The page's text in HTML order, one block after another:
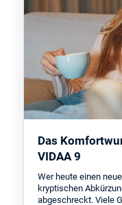
Das
VIDAA 9
Wer heute einen
kryptischen
abgeschreckt. Viele